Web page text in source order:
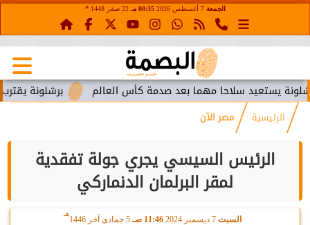
الجمعة 08:35 مـ 22 صفر 1448 هـ
برشلونة يقترب من سلاحا مهما بعد صدمة كأس العالم
الرئيسية مصر الآن
الرئيس السيسي يجري جولة تفقدية
لمقر البرلمان الدنماركي
السبت 7 ديسمبر 2024 11:46 صـ 5 جمادى آخر 1446
هـ